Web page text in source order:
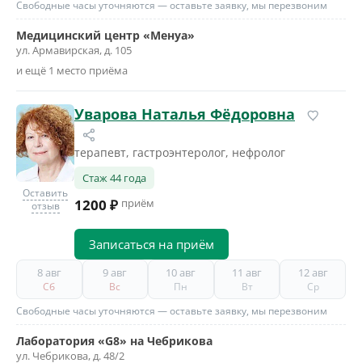
Свободные часы уточняются — оставьте заявку, мы перезвоним
Медицинский центр «Менуа»
ул. Армавирская, д. 105
и ещё 1 место приёма
Оставить
отзыв
Уварова Наталья Фёдоровна
терапевт, гастроэнтеролог, нефролог
Стаж 44 года
1200 ₽ приём
Записаться на приём
8 авг
Сб
9 авг
Вс
10 авг
Пн
11 авг
Вт
12 авг
Ср
Свободные часы уточняются — оставьте заявку, мы перезвоним
Лаборатория «G8» на Чебрикова
ул. Чебрикова, д. 48/2